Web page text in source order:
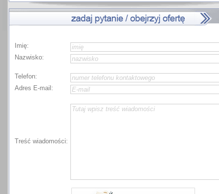
Imię:
Nazwisko:
Telefon:
Adres E-mail:
Treść wiadomości: